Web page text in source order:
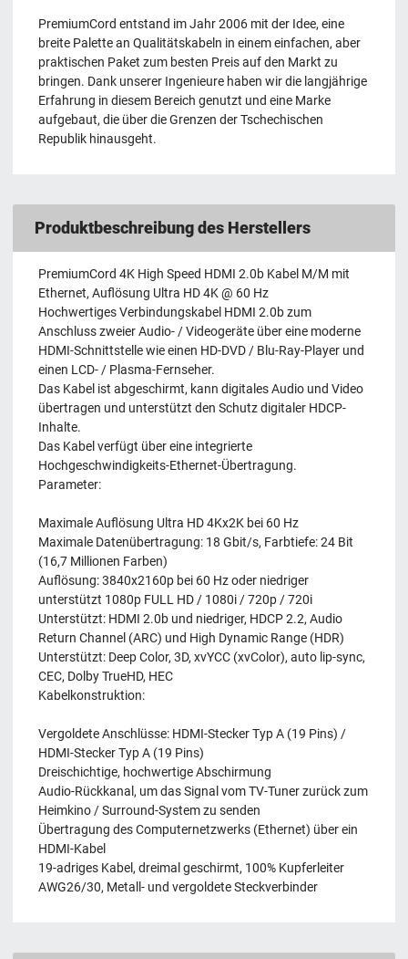
PremiumCord entstand im Jahr 2006 mit der Idee, eine
breite Palette an Qualitätskabeln in einem einfachen, aber
praktischen Paket zum besten Preis auf den Markt zu
bringen. Dank unserer Ingenieure haben wir die langjährige
Erfahrung in diesem Bereich genutzt und eine Marke
aufgebaut, die über die Grenzen der Tschechischen
Republik hinausgeht.
Produktbeschreibung des Herstellers
PremiumCord 4K High Speed ​​HDMI 2.0b Kabel M/M mit
Ethernet, Auflösung Ultra HD 4K @ 60 Hz
Hochwertiges Verbindungskabel HDMI 2.0b zum
Anschluss zweier Audio- / Videogeräte über eine moderne
HDMI-Schnittstelle wie einen HD-DVD / Blu-Ray-Player und
einen LCD- / Plasma-Fernseher.
Das Kabel ist abgeschirmt, kann digitales Audio und Video
übertragen und unterstützt den Schutz digitaler HDCP-
Inhalte.
Das Kabel verfügt über eine integrierte
Hochgeschwindigkeits-Ethernet-Übertragung.
Parameter:
Maximale Auflösung Ultra HD 4Kx2K bei 60 Hz
Maximale Datenübertragung: 18 Gbit/s, Farbtiefe: 24 Bit
(16,7 Millionen Farben)
Auflösung: 3840x2160p bei 60 Hz oder niedriger
unterstützt 1080p FULL HD / 1080i / 720p / 720i
Unterstützt: HDMI 2.0b und niedriger, HDCP 2.2, Audio
Return Channel (ARC) und High Dynamic Range (HDR)
Unterstützt: Deep Color, 3D, xvYCC (xvColor), auto lip-sync,
CEC, Dolby TrueHD, HEC
Kabelkonstruktion:
Vergoldete Anschlüsse: HDMI-Stecker Typ A (19 Pins) /
HDMI-Stecker Typ A (19 Pins)
Dreischichtige, hochwertige Abschirmung
Audio-Rückkanal, um das Signal vom TV-Tuner zurück zum
Heimkino / Surround-System zu senden
Übertragung des Computernetzwerks (Ethernet) über ein
HDMI-Kabel
19-adriges Kabel, dreimal geschirmt, 100% Kupferleiter
AWG26/30, Metall- und vergoldete Steckverbinder